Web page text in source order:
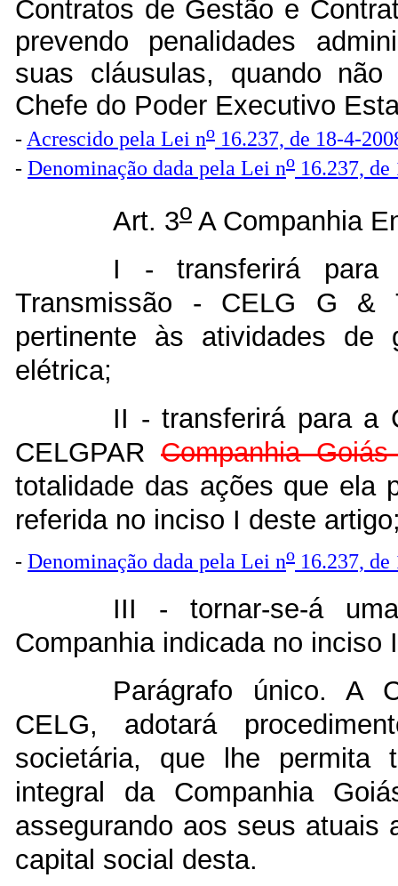
Contratos de Gestão e
prevendo penalidades
suas cláusulas, quando
Chefe do Poder Executivo
-Acrescido pela Lei no 16.237, de 18-4-
- Denominação dada pela Lei no 16.237,
Art. 3o A Companhia
I - transferirá para
Transmissão - CELG G &
pertinente às atividades de
elétrica;
II - transferirá para a
CELGPAR Companhia
totalidade das ações que ela
referida no inciso I deste
- Denominação dada pela Lei no 16.237,
III - tornar-se-á
Companhia indicada no inciso
Parágrafo único. A
CELG, adotará
societária, que lhe permita
integral da Companhia
assegurando aos seus atuais
capital social desta.